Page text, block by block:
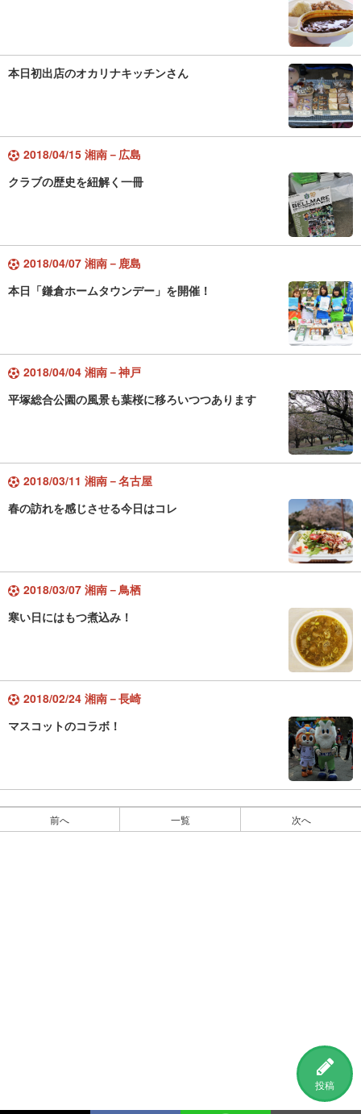
投稿
本日初出店のオカリナキッチンさん
2018/04/15 湘南－広島
クラブの歴史を紐解く一冊
2018/04/07 湘南－鹿島
本日「鎌倉ホームタウンデー」を開催！
2018/04/04 湘南－神戸
平塚総合公園の風景も葉桜に移ろいつつあります
2018/03/11 湘南－名古屋
春の訪れを感じさせる今日はコレ
2018/03/07 湘南－鳥栖
寒い日にはもつ煮込み！
2018/02/24 湘南－長崎
マスコットのコラボ！
前へ 一覧 次へ